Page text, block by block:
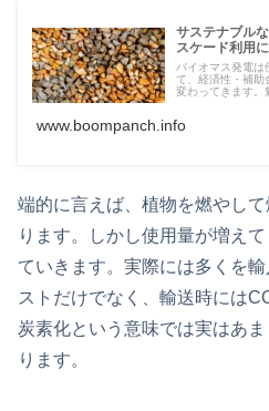
サステナブル
スケード利用
バイオマス発電は
て、経済性・補助
変わってきます。
www.boompanch.info
端的に言えば、植物を燃やし
ります。しかし使用量が増え
ていきます。実際には多くを
ストだけでなく、輸送時には
炭素化という意味では実はあ
ります。